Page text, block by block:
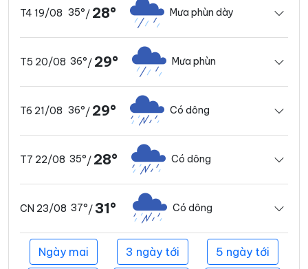
T4 19/08 35°/ 28° Mưa phùn dày
T5 20/08 36°/ 29° Mưa phùn
T6 21/08 36°/ 29° Có dông
T7 22/08 35°/ 28° Có dông
CN 23/08 37°/31° Có dông
Ngày mai 3 ngày tới 5 ngày tới